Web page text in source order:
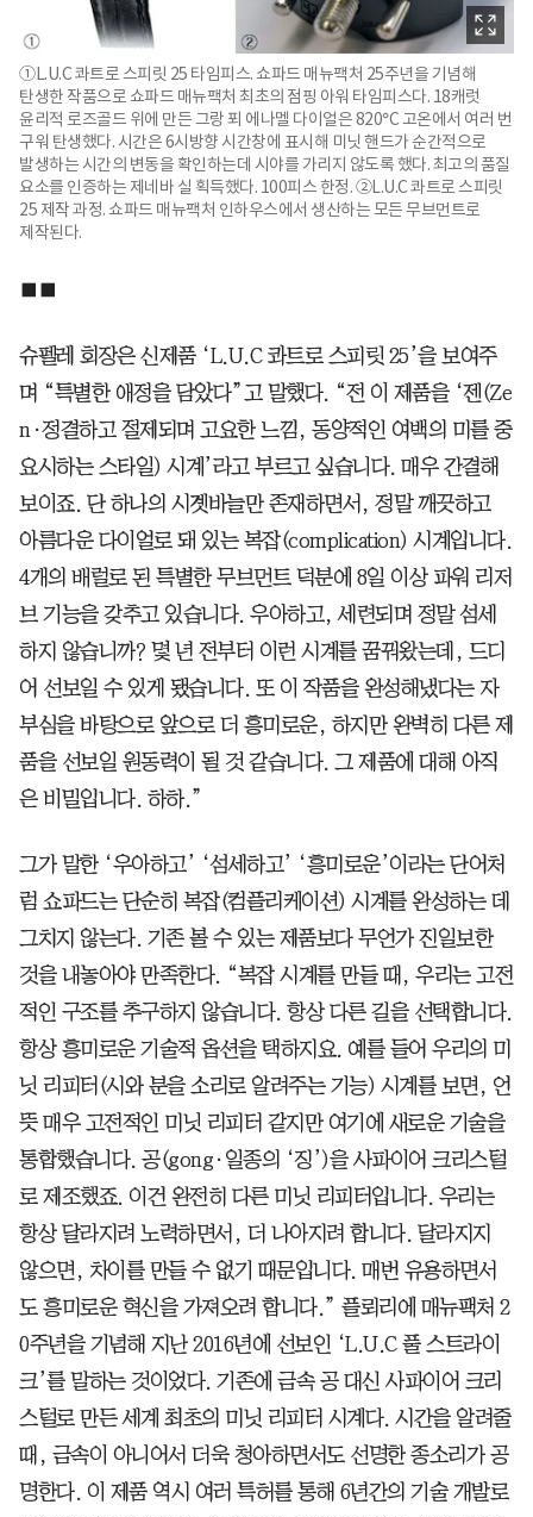
①L.U.C 콰트로 스피릿 25 타임피스. 쇼파드 매뉴팩처 25주년을 기념해
탄생한 작품으로 쇼파드 매뉴팩처 최초의 점핑 아워 타임피스다. 18캐럿
윤리적 로즈골드 위에 만든 그랑 푀 에나멜 다이얼은 820°C 고온에서 여러 번
구워 탄생했다. 시간은 6시방향 시간창에 표시해 미닛 핸드가 순간적으로
발생하는 시간의 변동을 확인하는데 시야를 가리지 않도록 했다. 최고의 품질
요소를 인증하는 제네바 실 획득했다. 100피스 한정. ②L.U.C 콰트로 스피릿
25 제작 과정. 쇼파드 매뉴팩처 인하우스에서 생산하는 모든 무브먼트로
제작된다.
■■
슈펠레 회장은 신제품 ‘L.U.C 콰트로 스피릿 25’을 보여주
며 “특별한 애정을 담았다”고 말했다. “전 이 제품을 ‘젠(Ze
n·정결하고 절제되며 고요한 느낌, 동양적인 여백의 미를 중
요시하는 스타일) 시계’라고 부르고 싶습니다. 매우 간결해
보이죠. 단 하나의 시곗바늘만 존재하면서, 정말 깨끗하고
아름다운 다이얼로 돼 있는 복잡(complication) 시계입니다.
4개의 배럴로 된 특별한 무브먼트 덕분에 8일 이상 파워 리저
브 기능을 갖추고 있습니다. 우아하고, 세련되며 정말 섬세
하지 않습니까? 몇 년 전부터 이런 시계를 꿈꿔왔는데, 드디
어 선보일 수 있게 됐습니다. 또 이 작품을 완성해냈다는 자
부심을 바탕으로 앞으로 더 흥미로운, 하지만 완벽히 다른 제
품을 선보일 원동력이 될 것 같습니다. 그 제품에 대해 아직
은 비밀입니다. 하하.”
그가 말한 ‘우아하고’ ‘섬세하고’ ‘흥미로운’이라는 단어처
럼 쇼파드는 단순히 복잡(컴플리케이션) 시계를 완성하는 데
그치지 않는다. 기존 볼 수 있는 제품보다 무언가 진일보한
것을 내놓아야 만족한다. “복잡 시계를 만들 때, 우리는 고전
적인 구조를 추구하지 않습니다. 항상 다른 길을 선택합니다.
항상 흥미로운 기술적 옵션을 택하지요. 예를 들어 우리의 미
닛 리피터(시와 분을 소리로 알려주는 기능) 시계를 보면, 언
뜻 매우 고전적인 미닛 리피터 같지만 여기에 새로운 기술을
통합했습니다. 공(gong·일종의 ‘징’)을 사파이어 크리스털
로 제조했죠. 이건 완전히 다른 미닛 리피터입니다. 우리는
항상 달라지려 노력하면서, 더 나아지려 합니다. 달라지지
않으면, 차이를 만들 수 없기 때문입니다. 매번 유용하면서
도 흥미로운 혁신을 가져오려 합니다.” 플뢰리에 매뉴팩처 2
0주년을 기념해 지난 2016년에 선보인 ‘L.U.C 풀 스트라이
크’를 말하는 것이었다. 기존에 금속 공 대신 사파이어 크리
스털로 만든 세계 최초의 미닛 리피터 시계다. 시간을 알려줄
때, 금속이 아니어서 더욱 청아하면서도 선명한 종소리가 공
명한다. 이 제품 역시 여러 특허를 통해 6년간의 기술 개발로